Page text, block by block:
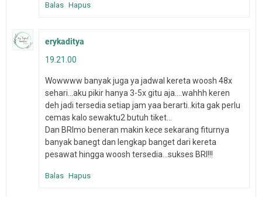
Balas Hapus
erykaditya
19.21.00
Wowwww banyak juga ya jadwal kereta woosh 48x
sehari...aku pikir hanya 3-5x gitu aja....wahhh keren
deh jadi tersedia setiap jam yaa berarti..kita gak perlu
cemas kalo sewaktu2 butuh tiket...
Dan BRImo beneran makin kece sekarang fiturnya
banyak banegt dan lengkap banget dari kereta
pesawat hingga woosh tersedia...sukses BRI!!!
Balas Hapus